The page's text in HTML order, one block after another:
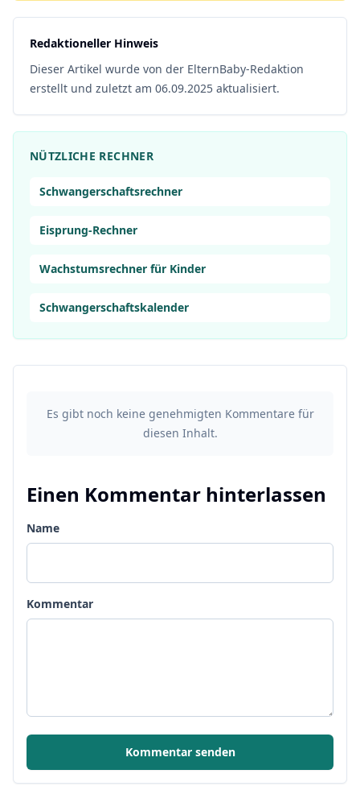
Redaktioneller Hinweis
Dieser Artikel wurde von der ElternBaby-Redaktion
erstellt und zuletzt am 06.09.2025 aktualisiert.
NÜTZLICHE RECHNER
Schwangerschaftsrechner
Eisprung-Rechner
Wachstumsrechner für Kinder
Schwangerschaftskalender
Es gibt noch keine genehmigten Kommentare für
diesen Inhalt.
Einen Kommentar hinterlassen
Name
Kommentar
Kommentar senden